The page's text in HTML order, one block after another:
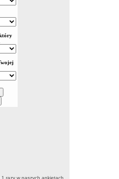
1 razy w naszych ankietach